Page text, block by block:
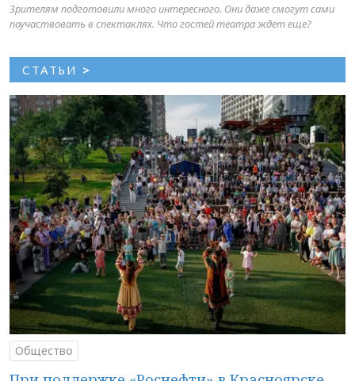
Зрителям подготовили много интересного. Они даже смогут сами
поучаствовать в спектаклях. Что гостей театра ждет еще?
СТАТЬИ >
Общество